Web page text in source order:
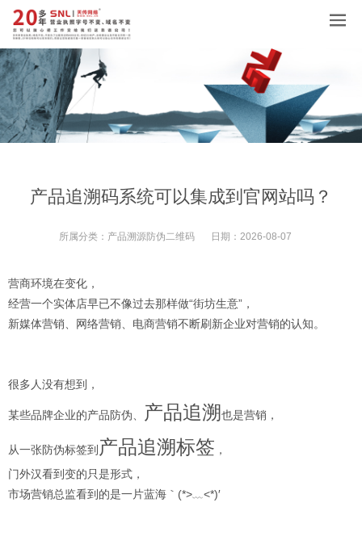
产品追溯码系统可以集成到官网站吗？
所属分类： 产品溯源防伪二维码 日期： 2026-08-07
营商环境在变化，
经营一个实体店早已不像过去那样做“街坊生意”，
新媒体营销、网络营销、电商营销不断刷新企业对营销的认知。
很多人没有想到，
某些品牌企业的产品防伪、 产品追溯也是营销，
从一张防伪标签到 产品追溯标签 ，
门外汉看到变的只是形式，
市场营销总监看到的是一片蓝海｀(*>﹏<*)′